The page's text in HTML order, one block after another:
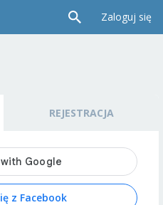
Zaloguj się
REJESTRACJA
z Facebook